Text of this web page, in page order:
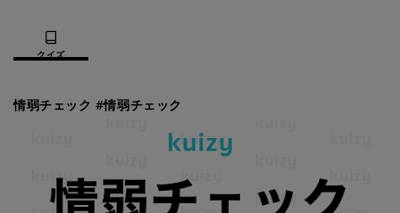
クイズ
情弱チェック #情弱チェック